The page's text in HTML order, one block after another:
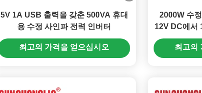
5V 1A USB 출력을 갖춘 500VA 휴대
용 수정 사인파 전력 인버터
최고의 가격을 얻으십시오
2000W 수
12V DC에서
최고의